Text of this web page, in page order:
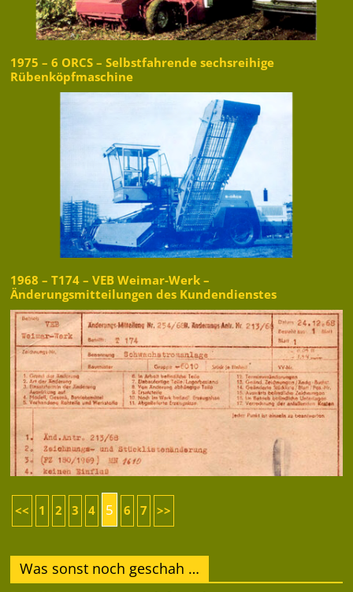
1975 – 6 ORCS – Selbstfahrende sechsreihige
Rübenköpfmaschine
1968 – T174 – VEB Weimar-Werk –
Änderungsmitteilungen des Kundendienstes
<< 1 2 3 4 5 6 7 >>
Was sonst noch geschah …